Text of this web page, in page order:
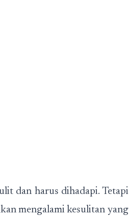
dan harus dihadapi. Tetapi
mengalami kesulitan yang